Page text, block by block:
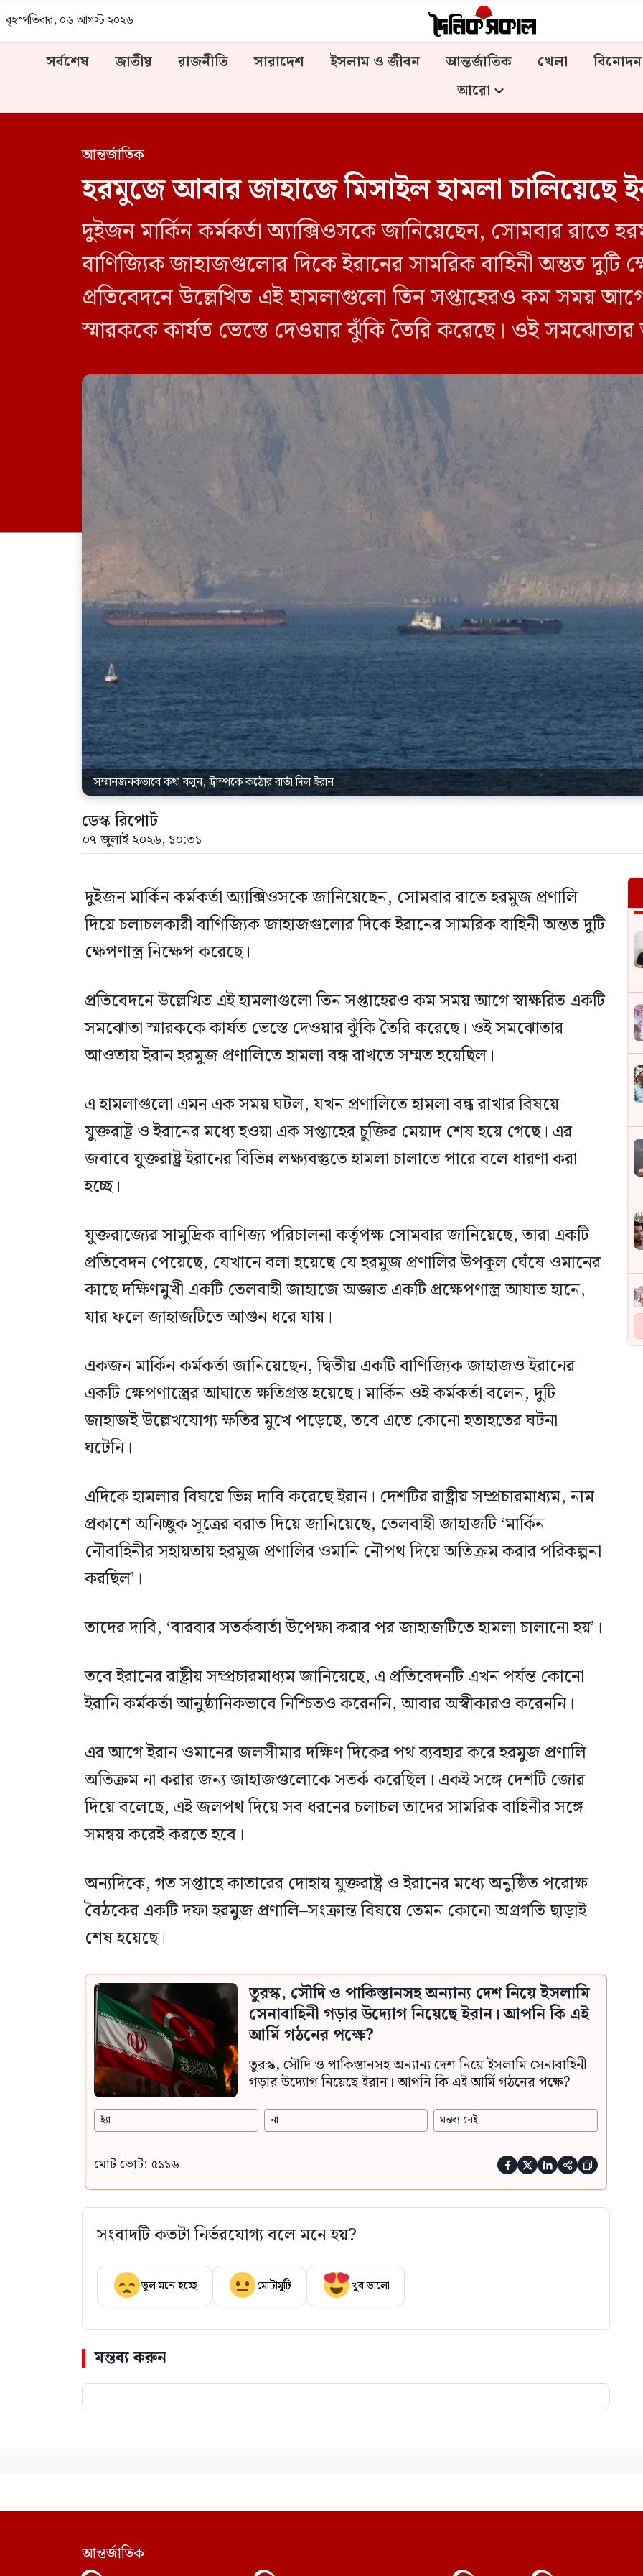
বৃহস্পতিবার, ০৬ আগস্ট ২০২৬
সর্বশেষ জাতীয় রাজনীতি সারাদেশ ইসলাম ও জীবন আন্তর্জাতিক খেলা বিনোদন
আরো
আন্তর্জাতিক
হরমুজে আবার জাহাজে মিসাইল হামলা চালিয়েছে
দুইজন মার্কিন কর্মকর্তা অ্যাক্সিওসকে জানিয়েছেন, সোমবার রাতে
বাণিজ্যিক জাহাজগুলোর দিকে ইরানের সামরিক বাহিনী অন্তত দুটি
প্রতিবেদনে উল্লেখিত এই হামলাগুলো তিন সপ্তাহেরও কম সময়
স্মারককে কার্যত ভেস্তে দেওয়ার ঝুঁকি তৈরি করেছে। ওই
সম্মানজনকভাবে কথা বলুন, ট্রাম্পকে কঠোর বার্তা দিল ইরান
ডেস্ক রিপোর্ট
০৭ জুলাই ২০২৬, ১০:৩১
দুইজন মার্কিন কর্মকর্তা অ্যাক্সিওসকে জানিয়েছেন, সোমবার রাতে হরমুজ প্রণালি
দিয়ে চলাচলকারী বাণিজ্যিক জাহাজগুলোর দিকে ইরানের সামরিক বাহিনী অন্তত দুটি
ক্ষেপণাস্ত্র নিক্ষেপ করেছে।
প্রতিবেদনে উল্লেখিত এই হামলাগুলো তিন সপ্তাহেরও কম সময় আগে স্বাক্ষরিত একটি
সমঝোতা স্মারককে কার্যত ভেস্তে দেওয়ার ঝুঁকি তৈরি করেছে। ওই সমঝোতার
আওতায় ইরান হরমুজ প্রণালিতে হামলা বন্ধ রাখতে সম্মত হয়েছিল।
এ হামলাগুলো এমন এক সময় ঘটল, যখন প্রণালিতে হামলা বন্ধ রাখার বিষয়ে
যুক্তরাষ্ট্র ও ইরানের মধ্যে হওয়া এক সপ্তাহের চুক্তির মেয়াদ শেষ হয়ে গেছে। এর
জবাবে যুক্তরাষ্ট্র ইরানের বিভিন্ন লক্ষ্যবস্তুতে হামলা চালাতে পারে বলে ধারণা করা
হচ্ছে।
যুক্তরাজ্যের সামুদ্রিক বাণিজ্য পরিচালনা কর্তৃপক্ষ সোমবার জানিয়েছে, তারা একটি
প্রতিবেদন পেয়েছে, যেখানে বলা হয়েছে যে হরমুজ প্রণালির উপকূল ঘেঁষে ওমানের
কাছে দক্ষিণমুখী একটি তেলবাহী জাহাজে অজ্ঞাত একটি প্রক্ষেপণাস্ত্র আঘাত হানে,
যার ফলে জাহাজটিতে আগুন ধরে যায়।
একজন মার্কিন কর্মকর্তা জানিয়েছেন, দ্বিতীয় একটি বাণিজ্যিক জাহাজও ইরানের
একটি ক্ষেপণাস্ত্রের আঘাতে ক্ষতিগ্রস্ত হয়েছে। মার্কিন ওই কর্মকর্তা বলেন, দুটি
জাহাজই উল্লেখযোগ্য ক্ষতির মুখে পড়েছে, তবে এতে কোনো হতাহতের ঘটনা
ঘটেনি।
এদিকে হামলার বিষয়ে ভিন্ন দাবি করেছে ইরান। দেশটির রাষ্ট্রীয় সম্প্রচারমাধ্যম, নাম
প্রকাশে অনিচ্ছুক সূত্রের বরাত দিয়ে জানিয়েছে, তেলবাহী জাহাজটি ‘মার্কিন
নৌবাহিনীর সহায়তায় হরমুজ প্রণালির ওমানি নৌপথ দিয়ে অতিক্রম করার পরিকল্পনা
করছিল’।
তাদের দাবি, ‘বারবার সতর্কবার্তা উপেক্ষা করার পর জাহাজটিতে হামলা চালানো হয়’।
তবে ইরানের রাষ্ট্রীয় সম্প্রচারমাধ্যম জানিয়েছে, এ প্রতিবেদনটি এখন পর্যন্ত কোনো
ইরানি কর্মকর্তা আনুষ্ঠানিকভাবে নিশ্চিতও করেননি, আবার অস্বীকারও করেননি।
এর আগে ইরান ওমানের জলসীমার দক্ষিণ দিকের পথ ব্যবহার করে হরমুজ প্রণালি
অতিক্রম না করার জন্য জাহাজগুলোকে সতর্ক করেছিল। একই সঙ্গে দেশটি জোর
দিয়ে বলেছে, এই জলপথ দিয়ে সব ধরনের চলাচল তাদের সামরিক বাহিনীর সঙ্গে
সমন্বয় করেই করতে হবে।
অন্যদিকে, গত সপ্তাহে কাতারের দোহায় যুক্তরাষ্ট্র ও ইরানের মধ্যে অনুষ্ঠিত পরোক্ষ
বৈঠকের একটি দফা হরমুজ প্রণালি–সংক্রান্ত বিষয়ে তেমন কোনো অগ্রগতি ছাড়াই
শেষ হয়েছে।
তুরস্ক, সৌদি ও পাকিস্তানসহ অন্যান্য দেশ নিয়ে ইসলামি
সেনাবাহিনী গড়ার উদ্যোগ নিয়েছে ইরান। আপনি কি এই
আর্মি গঠনের পক্ষে?
তুরস্ক, সৌদি ও পাকিস্তানসহ অন্যান্য দেশ নিয়ে ইসলামি সেনাবাহিনী
গড়ার উদ্যোগ নিয়েছে ইরান। আপনি কি এই আর্মি গঠনের পক্ষে?
হ্যাঁ না মন্তব্য নেই
মোট ভোট: ৫১১৬     
সংবাদটি কতটা নির্ভরযোগ্য বলে মনে হয়?
ভুল মনে হচ্ছে মোটামুটি খুব ভালো
মন্তব্য করুন
আন্তর্জাতিক